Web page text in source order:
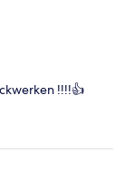
!!!!👍